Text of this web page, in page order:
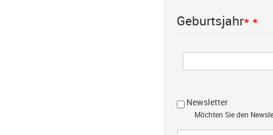
Geburtsjahr* *
Newsletter
Möchten Sie den